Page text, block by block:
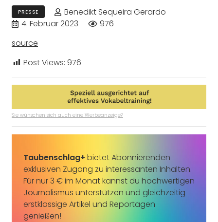
PRESSE
Benedikt Sequeira Gerardo
4. Februar 2023
976
source
Post Views: 976
Sie wünschen sich auch eine Werbeanzeige?
Taubenschlag+ bietet Abonnierenden
exklusiven Zugang zu interessanten Inhalten.
Für nur 3 € im Monat kannst du hochwertigen
Journalismus unterstützen und gleichzeitig
erstklassige Artikel und Reportagen
genießen!